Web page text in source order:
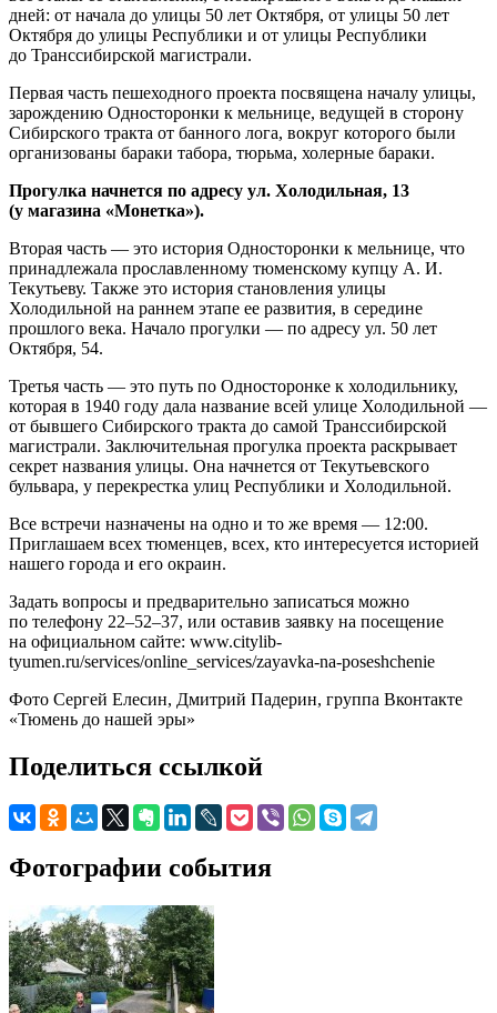
дней: от начала до улицы 50 лет Октября, от улицы 50 лет
Октября до улицы Республики и от улицы Республики
до Транссибирской магистрали.
Первая часть пешеходного проекта посвящена началу улицы,
зарождению Односторонки к мельнице, ведущей в сторону
Сибирского тракта от банного лога, вокруг которого были
организованы бараки табора, тюрьма, холерные бараки.
Прогулка начнется по адресу ул. Холодильная, 13
(у магазина «Монетка»).
Вторая часть — это история Односторонки к мельнице, что
принадлежала прославленному тюменскому купцу А. И.
Текутьеву. Также это история становления улицы
Холодильной на раннем этапе ее развития, в середине
прошлого века. Начало прогулки — по адресу ул. 50 лет
Октября, 54.
Третья часть — это путь по Односторонке к холодильнику,
которая в 1940 году дала название всей улице Холодильной —
от бывшего Сибирского тракта до самой Транссибирской
магистрали. Заключительная прогулка проекта раскрывает
секрет названия улицы. Она начнется от Текутьевского
бульвара, у перекрестка улиц Республики и Холодильной.
Все встречи назначены на одно и то же время — 12:00.
Приглашаем всех тюменцев, всех, кто интересуется историей
нашего города и его окраин.
Задать вопросы и предварительно записаться можно
по телефону 22–52–37, или оставив заявку на посещение
на официальном сайте: www.citylib-
tyumen.ru/services/online_services/zayavka-na-poseshchenie
Фото Сергей Елесин, Дмитрий Падерин, группа Вконтакте
«Тюмень до нашей эры»
Поделиться ссылкой
Фотографии события